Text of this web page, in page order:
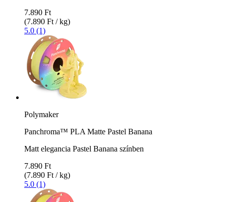
7.890 Ft
(7.890 Ft / kg)
5.0 (1)
Polymaker
Panchroma™ PLA Matte Pastel Banana
Matt elegancia Pastel Banana színben
7.890 Ft
(7.890 Ft / kg)
5.0 (1)